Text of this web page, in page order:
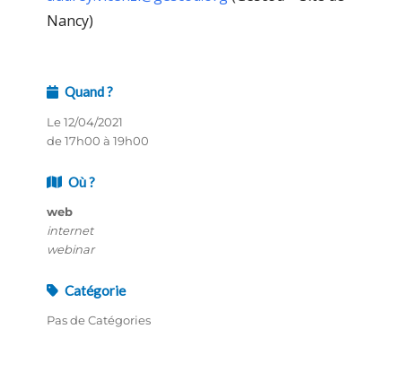
Nancy)
Quand ?
Le 12/04/2021
de 17h00 à 19h00
Où ?
web
internet
webinar
Catégorie
Pas de Catégories